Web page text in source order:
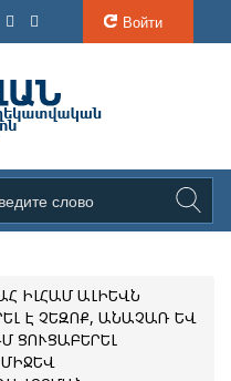
Войти
ԻԼՀԱՄ ԱԼԻԵՎՆ
Է ՉԵԶՈՔ, ԱՆԱՉԱՌ ԵՎ
ՑՈՒՑԱԲԵՐԵԼ